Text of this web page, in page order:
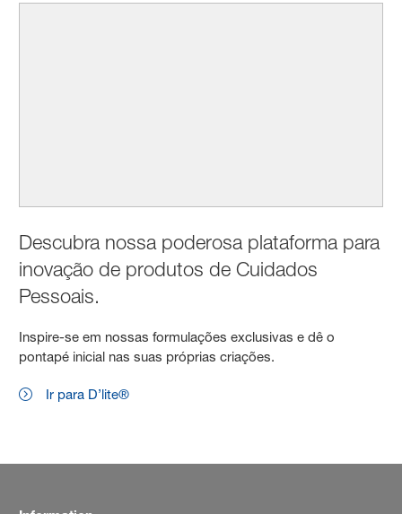
Descubra nossa poderosa plataforma para
inovação de produtos de Cuidados
Pessoais.
Inspire-se em nossas formulações exclusivas e dê o
pontapé inicial nas suas próprias criações.
Ir para D’lite®